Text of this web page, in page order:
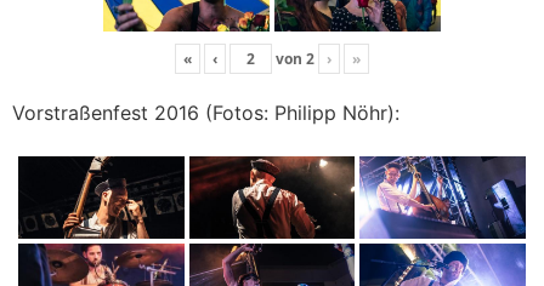
« ‹ von 2 › »
Vorstraßenfest 2016 (Fotos: Philipp Nöhr):